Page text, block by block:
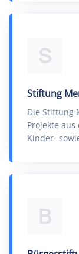
S
Stiftung
Die Stiftung
Projekte
Kinder-
B